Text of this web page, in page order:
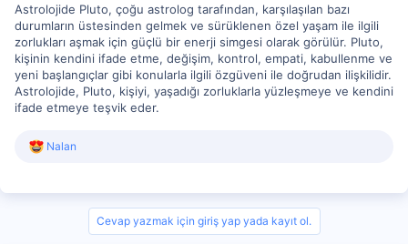
Astrolojide Pluto, çoğu astrolog tarafından, karşılaşılan bazı
durumların üstesinden gelmek ve sürüklenen özel yaşam ile ilgili
zorlukları aşmak için güçlü bir enerji simgesi olarak görülür. Pluto,
kişinin kendini ifade etme, değişim, kontrol, empati, kabullenme ve
yeni başlangıçlar gibi konularla ilgili özgüveni ile doğrudan ilişkilidir.
Astrolojide, Pluto, kişiyi, yaşadığı zorluklarla yüzleşmeye ve kendini
ifade etmeye teşvik eder.
R
Nalan
Cevap yazmak için giriş yap yada kayıt ol.